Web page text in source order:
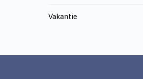
Vakantie